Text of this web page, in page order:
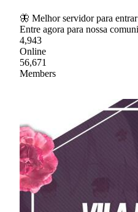
🦋 Melhor servidor para
Entre agora para nossa
4,943
Online
56,671
Members